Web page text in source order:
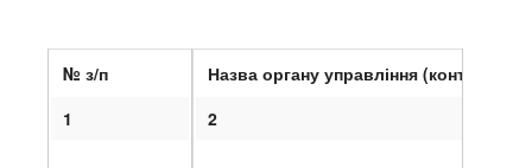
Назва органу управління (контролю)
2
№ з/п
1